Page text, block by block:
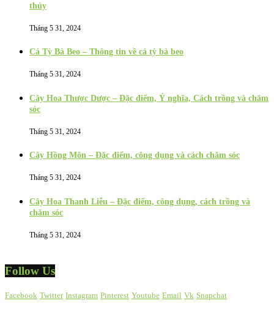
thủy
Tháng 5 31, 2024
Cá Tỳ Bà Beo – Thông tin về cá tỳ bà beo
Tháng 5 31, 2024
Cây Hoa Thược Dược – Đặc điểm, Ý nghĩa, Cách trồng và chăm
sóc
Tháng 5 31, 2024
Cây Hồng Môn – Đặc điểm, công dụng và cách chăm sóc
Tháng 5 31, 2024
Cây Hoa Thanh Liễu – Đặc điểm, công dụng, cách trồng và
chăm sóc
Tháng 5 31, 2024
Follow Us
Facebook Twitter Instagram Pinterest Youtube Email Vk Snapchat